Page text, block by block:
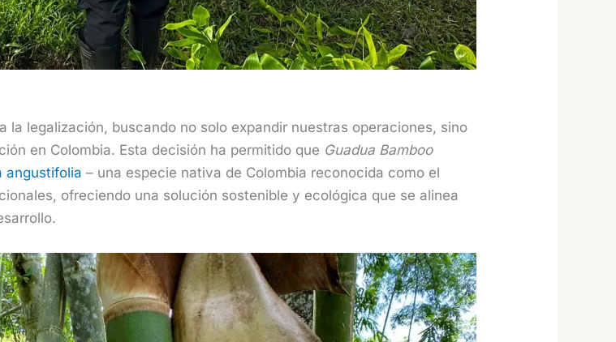
la legalización, buscando no solo expandir nuestras operaciones, sino
en Colombia. Esta decisión ha permitido que Guadua Bamboo
angustifolia – una especie nativa de Colombia reconocida como el
ofreciendo una solución sostenible y ecológica que se alinea